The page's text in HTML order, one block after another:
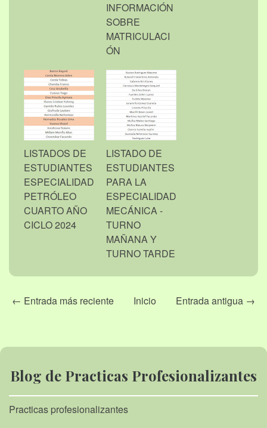
INFORMACIÓN
SOBRE
MATRICULACI
ÓN
LISTADOS DE
ESTUDIANTES
ESPECIALIDAD
PETRÓLEO
CUARTO AÑO
CICLO 2024
LISTADO DE
ESTUDIANTES
PARA LA
ESPECIALIDAD
MECÁNICA -
TURNO
MAÑANA Y
TURNO TARDE
← Entrada más reciente Entrada antigua →
Inicio
Blog de Practicas Profesionalizantes
Practicas profesionalizantes